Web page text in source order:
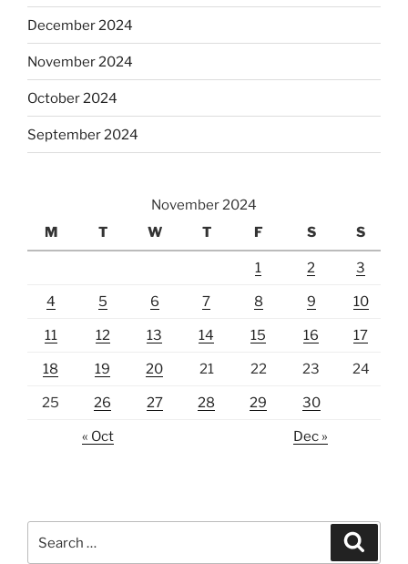
December 2024
November 2024
October 2024
September 2024
November 2024
M
T W T F S S
1 2 3
4 5 6 7 8 9 10
11 12 13 14 15 16 17
18 19 20 21 22 23 24
25 26 27 28 29 30
« Oct Dec »
for: